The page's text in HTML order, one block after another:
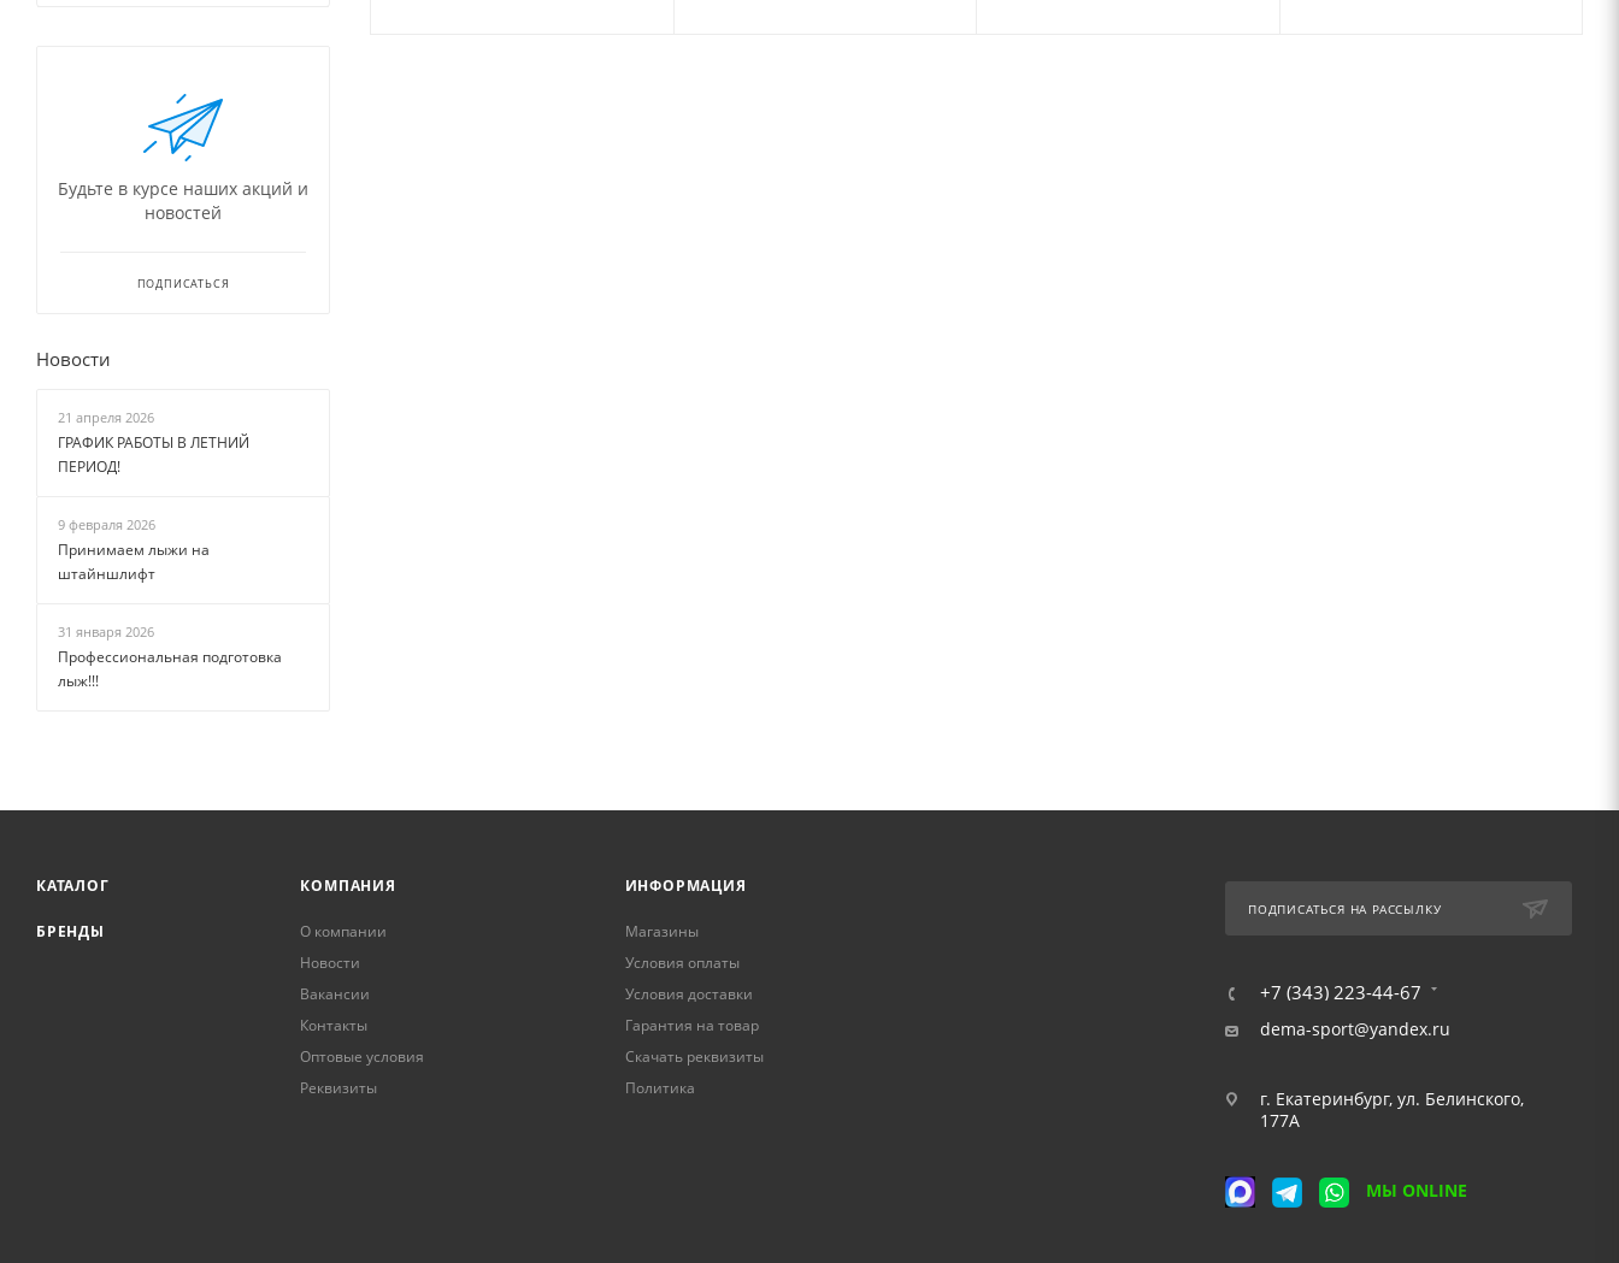
Будьте в курсе наших акций и
новостей
ПОДПИСАТЬСЯ
Новости
21 апреля 2026
ГРАФИК РАБОТЫ В ЛЕТНИЙ
ПЕРИОД!
9 февраля 2026
Принимаем лыжи на
штайншлифт
31 января 2026
Профессиональная подготовка
лыж!!!
КАТАЛОГ
БРЕНДЫ
КОМПАНИЯ
О компании
Новости
Вакансии
Контакты
Оптовые условия
Реквизиты
ИНФОРМАЦИЯ
Магазины
Условия оплаты
Условия доставки
Гарантия на товар
Скачать реквизиты
Политика
ПОДПИСАТЬСЯ НА РАССЫЛКУ
+7 (343) 223-44-67
dema-sport@yandex.ru
г. Екатеринбург, ул. Белинского,
177А
МЫ ONLINE